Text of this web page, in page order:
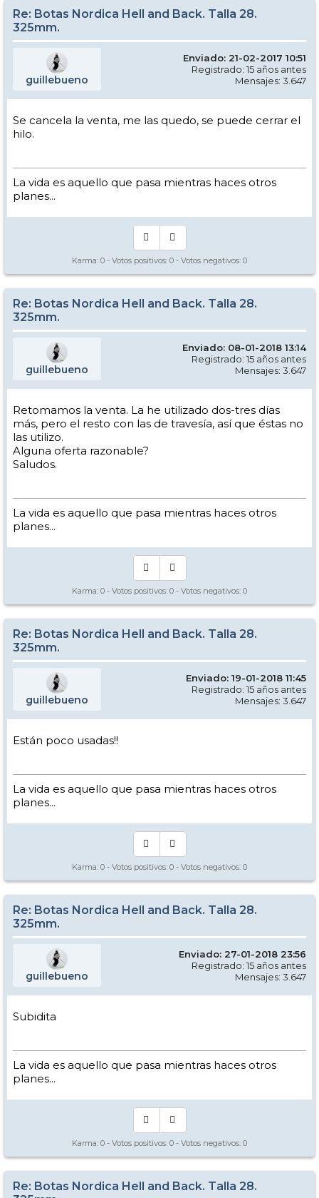
Re: Botas Nordica Hell and Back. Talla 28.
325mm.
guillebueno
Enviado: 21-02-2017 10:51
Registrado: 15 años antes
Mensajes: 3.647
Se cancela la venta, me las quedo, se puede cerrar el
hilo.
La vida es aquello que pasa mientras haces otros
planes...
Karma: 0 - Votos positivos: 0 - Votos negativos: 0
Re: Botas Nordica Hell and Back. Talla 28.
325mm.
guillebueno
Enviado: 08-01-2018 13:14
Registrado: 15 años antes
Mensajes: 3.647
Retomamos la venta. La he utilizado dos-tres días
más, pero el resto con las de travesía, así que éstas no
las utilizo.
Alguna oferta razonable?
Saludos.
La vida es aquello que pasa mientras haces otros
planes...
Karma: 0 - Votos positivos: 0 - Votos negativos: 0
Re: Botas Nordica Hell and Back. Talla 28.
325mm.
guillebueno
Enviado: 19-01-2018 11:45
Registrado: 15 años antes
Mensajes: 3.647
Están poco usadas!!
La vida es aquello que pasa mientras haces otros
planes...
Karma: 0 - Votos positivos: 0 - Votos negativos: 0
Re: Botas Nordica Hell and Back. Talla 28.
325mm.
guillebueno
Enviado: 27-01-2018 23:56
Registrado: 15 años antes
Mensajes: 3.647
Subidita
La vida es aquello que pasa mientras haces otros
planes...
Karma: 0 - Votos positivos: 0 - Votos negativos: 0
Re: Botas Nordica Hell and Back. Talla 28.